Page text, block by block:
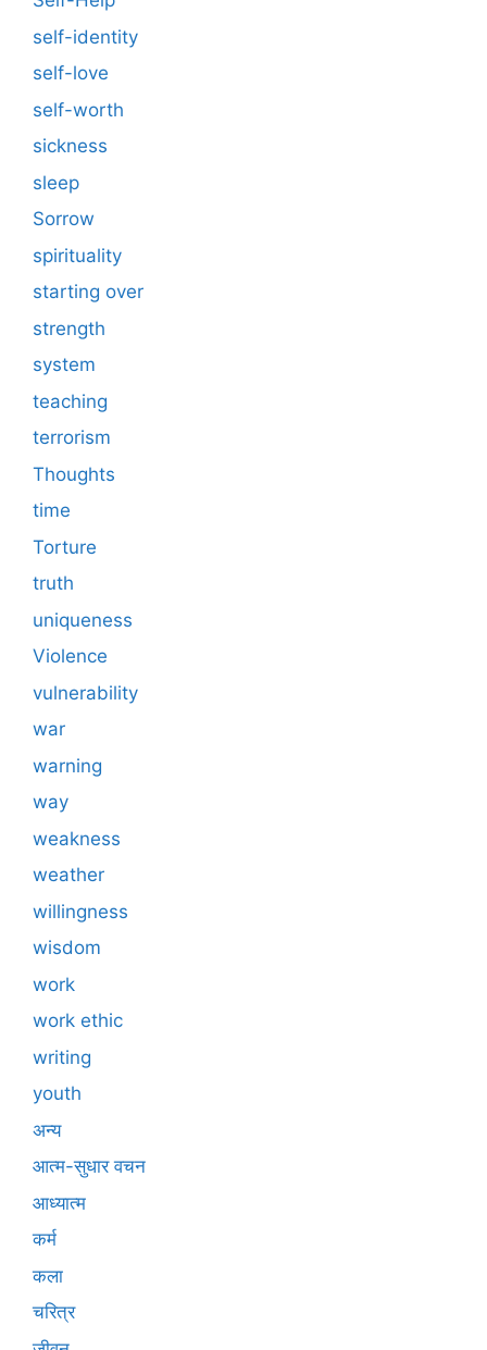
self-identity
self-love
self-worth
sickness
sleep
Sorrow
spirituality
starting over
strength
system
teaching
terrorism
Thoughts
time
Torture
truth
uniqueness
Violence
vulnerability
war
warning
way
weakness
weather
willingness
wisdom
work
work ethic
writing
youth
अन्य
आत्म-सुधार वचन
आध्यात्म
कर्म
कला
चरित्र